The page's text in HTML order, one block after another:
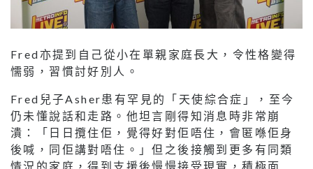
Fred亦提到自己從小在單親家庭長大，令性格變得
懦弱，習慣討好別人。
Fred兒子Asher患有罕見的「天使綜合症」，至今
仍未懂說話和走路。他坦言剛得知消息時非常崩
潰：「日日攬住佢，覺得好對佢唔住，會匿喺佢身
後喊，同佢講對唔住。」但之後接觸到更多有同類
情況的家庭，得到支援後慢慢接受現實，積極面